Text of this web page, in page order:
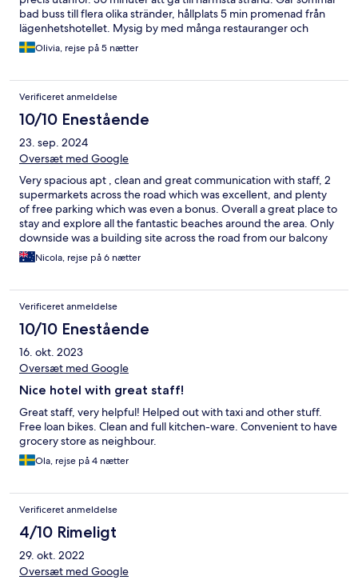
bad buss till flera olika stränder, hållplats 5 min promenad från
lägenhetshotellet. Mysig by med många restauranger och
glasställen.
Olivia, rejse på 5 nætter
Verificeret anmeldelse
10/10 Enestående
23. sep. 2024
Oversæt med Google
Very spacious apt , clean and great communication with staff, 2
supermarkets across the road which was excellent, and plenty
of free parking which was even a bonus. Overall a great place to
stay and explore all the fantastic beaches around the area. Only
downside was a building site across the road from our balcony
but that was a minor issue.
Nicola, rejse på 6 nætter
Verificeret anmeldelse
10/10 Enestående
16. okt. 2023
Oversæt med Google
Nice hotel with great staff!
Great staff, very helpful! Helped out with taxi and other stuff.
Free loan bikes. Clean and full kitchen-ware. Convenient to have
grocery store as neighbour.
Ola, rejse på 4 nætter
Verificeret anmeldelse
4/10 Rimeligt
29. okt. 2022
Oversæt med Google